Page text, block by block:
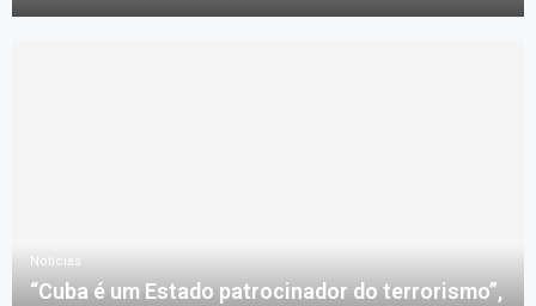
Notícias
“Cuba é um Estado patrocinador do terrorismo”,